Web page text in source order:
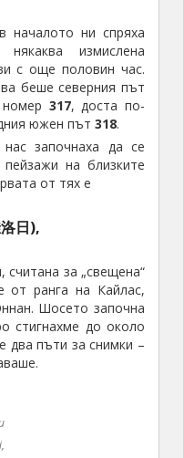
началото ни спряха
измислена
с още половин час.
беше северния път
317, доста по-
южен път 318.
започнаха да се
на близките
от тях е
日),
считана за „свещена“
от ранга на Кайлас,
Шосето започна
стигнахме до около
два пъти за снимки –